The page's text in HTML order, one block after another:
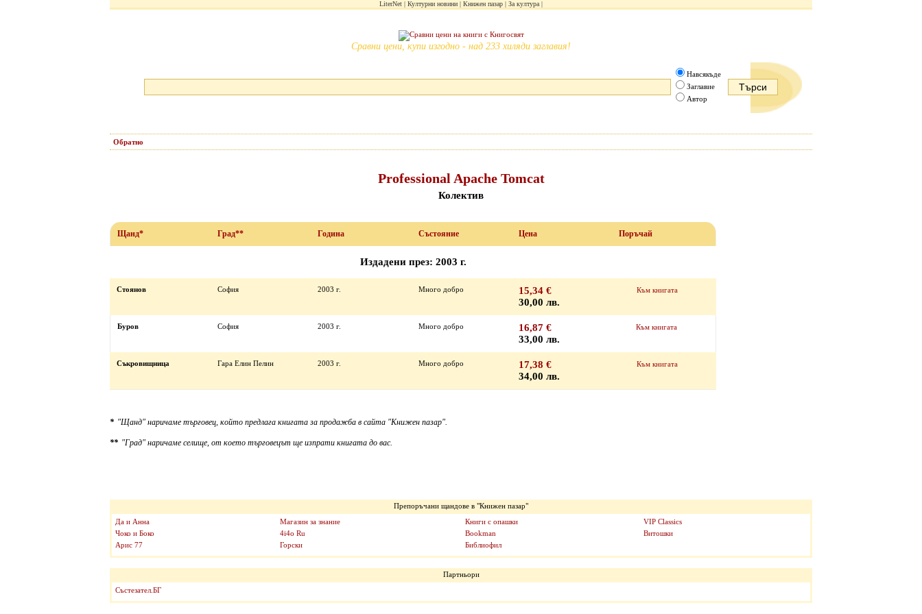
LiterNet Културни новини Книжен пазар За култура
Сравни цени, купи изгодно - над 233 хиляди заглавия!
Навсякъде
Заглавие
Автор
Обратно
Professional Apache Tomcat
Колектив
Щанд* Град** Година Състояние Цена Поръчай
Издадени през: 2003 г.
Стоянов София 2003 г. Много добро
15,34 €
30,00 лв.
Към книгата
Буров София 2003 г. Много добро
16,87 €
33,00 лв.
Към книгата
Съкровищница Гара Елин Пелин 2003 г. Много добро
17,38 €
34,00 лв.
Към книгата
* "Щанд" наричаме търговец, който предлага книгата за продажба в сайта "Книжен пазар".
** "Град" наричаме селище, от което търговецът ще изпрати книгата до вас.
Препоръчани щандове в "Книжен пазар"
Да и Анна
Чоко и Боко
Арис 77
Магазин за знание
4i4o Ru
Горски
Книги с опашки
Bookman
Библиофил
VIP Classics
Витошки
Партньори
Състезател.БГ